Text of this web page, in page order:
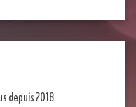
depuis 2018